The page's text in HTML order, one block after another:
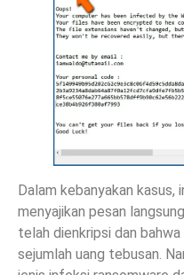
Dalam kebanyakan kasus,
menyajikan pesan
telah dienkripsi dan
sejumlah uang tebusan.